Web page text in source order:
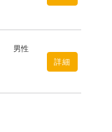
男性
詳細